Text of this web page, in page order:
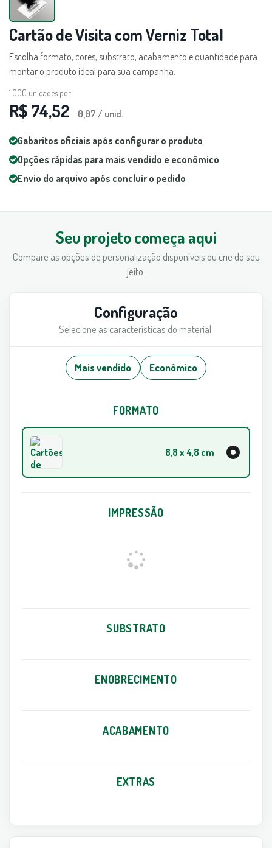
Cartão de Visita com Verniz Total
Escolha formato, cores, substrato, acabamento e quantidade para
montar o produto ideal para sua campanha.
1.000 unidades por
R$ 74,52 0,07 / unid.
Gabaritos oficiais após configurar o produto
Opções rápidas para mais vendido e econômico
Envio do arquivo após concluir o pedido
Seu projeto começa aqui
Compare as opções de personalização disponíveis ou crie do seu
jeito.
Configuração
Selecione as características do material.
Mais vendido Econômico
FORMATO
8,8 x 4,8 cm
IMPRESSÃO
SUBSTRATO
ENOBRECIMENTO
ACABAMENTO
EXTRAS